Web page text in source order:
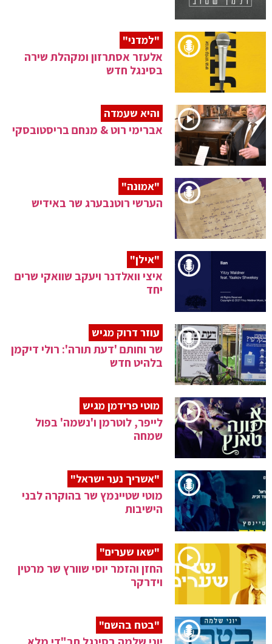
"למדני"
אלעזר אסתרזון ומקהלת שירה
בסינגל חדש
והיא שעמדה
אברימי רוט & מנחם בריסטובסקי
"אמונה"
הערשי רוטנבערג שר באידיש
"אילן"
איצי וואלדנר ויעקב שוואקי שרים
יחד
עוזר דרוק מגיש
שר וחותם 'דעת תורה': רולי דיקמן
בלהיט חדש
מוטי פרידמן מגיש
לייפר, לוטרמן ו'נשמה' בפול
שמחה
"אשריך נער ישראל"
מוטי שטיינמץ שר בהוקרה לבני
הישיבות
"שאו שערים"
החזן והזמר יוסי שוורץ שר מרטין
וידרקר
"בטח בהשם"